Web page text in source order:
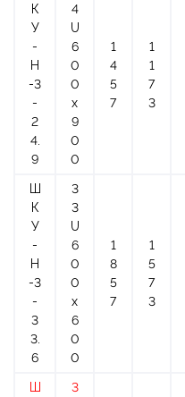
К
У
-
Н
-3
-
2
4.
9
4
U
6
0
0
x
9
0
0
1
4
5
7
1
1
7
3
Ш
К
У
-
Н
-3
-
3
3.
6
3
3
U
6
0
0
x
6
0
0
1
8
5
7
1
5
7
3
Ш
3